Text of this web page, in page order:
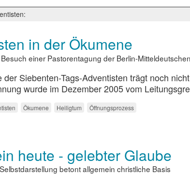
in der Ökumene
einer Pastorentagung der Berlin-
der Siebenten-Tags-Adventisten trägt noch
wurde im Dezember 2005 vom
Ökumene Heiligtum Öffnungsprozess
heute - gelebter Glaube
betont allgemein christliche Basis